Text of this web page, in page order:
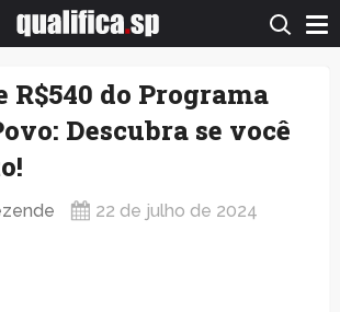
QualificaSP.com
do Programa
Descubra se você
22 de julho de 2024